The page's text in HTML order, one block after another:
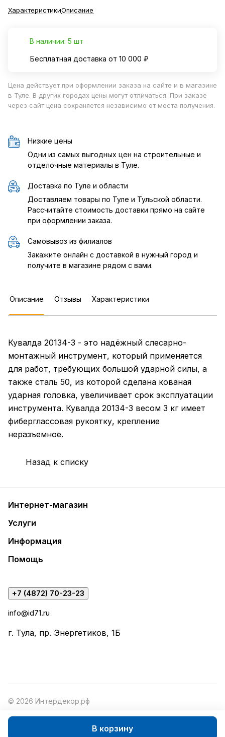
В корзину
ХарактеристикиОписание
В наличии: 5 шт
Бесплатная доставка от 10 000 ₽
Цена действует при оформлении заказа на сайте и в магазине
в Туле. В других городах цены могут отличаться. При заказе
через сайт цена сохраняется независимо от места получения.
Низкие цены
Одни из самых выгодных цен на строительные и
отделочные материалы в Туле.
Доставка по Туле и области
Доставляем товары по Туле и Тульской области.
Рассчитайте стоимость доставки прямо на сайте
при оформлении заказа.
Самовывоз из филиалов
Закажите онлайн с доставкой в нужный город и
получите в магазине рядом с вами.
Описание Отзывы Характеристики
Кувалда 20134-3 - это надёжный слесарно-
монтажный инструмент, который применяется
для работ, требующих большой ударной силы, а
также сталь 50, из которой сделана кованая
ударная головка, увеличивает срок эксплуатации
инструмента. Кувалда 20134-3 весом 3 кг имеет
фиберглассовая рукоятку, крепление
неразъемное.
Назад к списку
Интернет-магазин
Услуги
Информация
Помощь
+7 (4872) 70-23-23
info@id71.ru
г. Тула, пр. Энергетиков, 1Б
© 2026 Интердекор.рф